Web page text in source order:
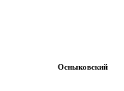
Осныковский